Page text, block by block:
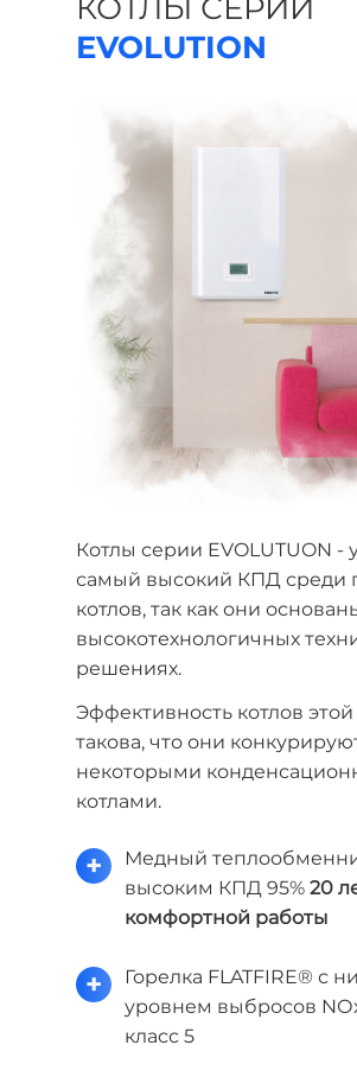
КОТЛЫ СЕРИИ
EVOLUTION
Медный
высоким КПД 95% 20
комфортной работы
+
Котлы серии EVOLUTUON -
самый высокий КПД среди
котлов, так как они
высокотехнологичных
решениях.
Эффективность котлов
такова, что они
некоторыми
котлами.
Горелка FLATFIRE® с
уровнем выбросов
класс 5
+